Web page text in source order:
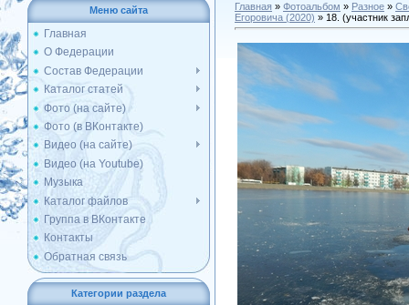
Меню сайта
Главная
О Федерации
Состав Федерации
Каталог статей
Фото (на сайте)
Фото (в ВКонтакте)
Видео (на сайте)
Видео (на Youtube)
Музыка
Каталог файлов
Группа в ВКонтакте
Контакты
Обратная связь
Категории раздела
Главная » Фотоальбом » Разное »
Егоровича (2020) » 18. (участник